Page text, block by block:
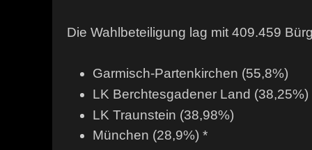
Die Wahlbeteiligung lag mit 409.459
Garmisch-Partenkirchen (55,8%)
LK Berchtesgadener Land (38,25%)
LK Traunstein (38,98%)
München (28,9%) *